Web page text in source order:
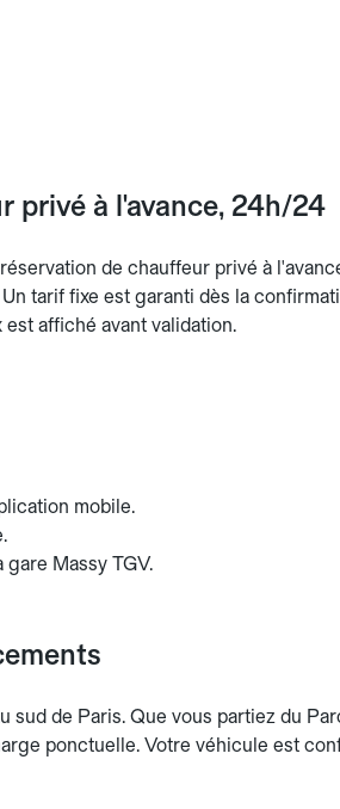
privé à l'avance, 24h/24
de chauffeur privé à
tarif fixe est garanti dès la
affiché avant validation.
mobile.
Massy TGV.
de Paris. Que vous partiez du
ponctuelle. Votre véhicule est